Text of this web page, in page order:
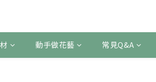
動手做花藝 常見Q&A